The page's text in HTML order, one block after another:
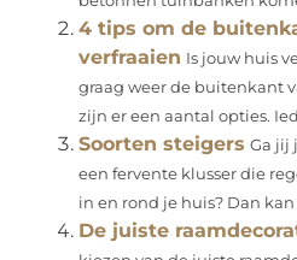
4 tips om de
verfraaien Is jouw huis
graag weer de buitenkant
zijn er een aantal opties.
Soorten steigers Ga jij
een fervente klusser die
in en rond je huis? Dan kan
De juiste